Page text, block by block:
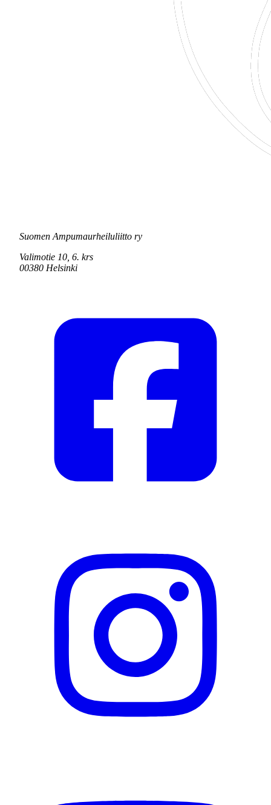
Suomen Ampumaurheiluliitto ry
Valimotie 10, 6. krs
00380 Helsinki